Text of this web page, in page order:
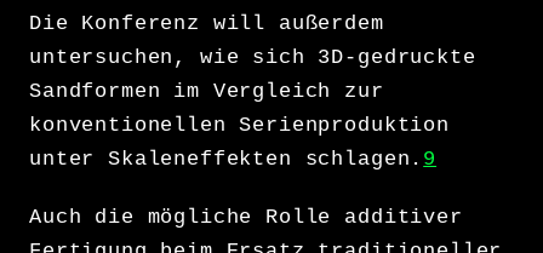
Die Konferenz will außerdem
untersuchen, wie sich 3D-gedruckte
Sandformen im Vergleich zur
konventionellen Serienproduktion
unter Skaleneffekten schlagen. 9
Auch die mögliche Rolle additiver